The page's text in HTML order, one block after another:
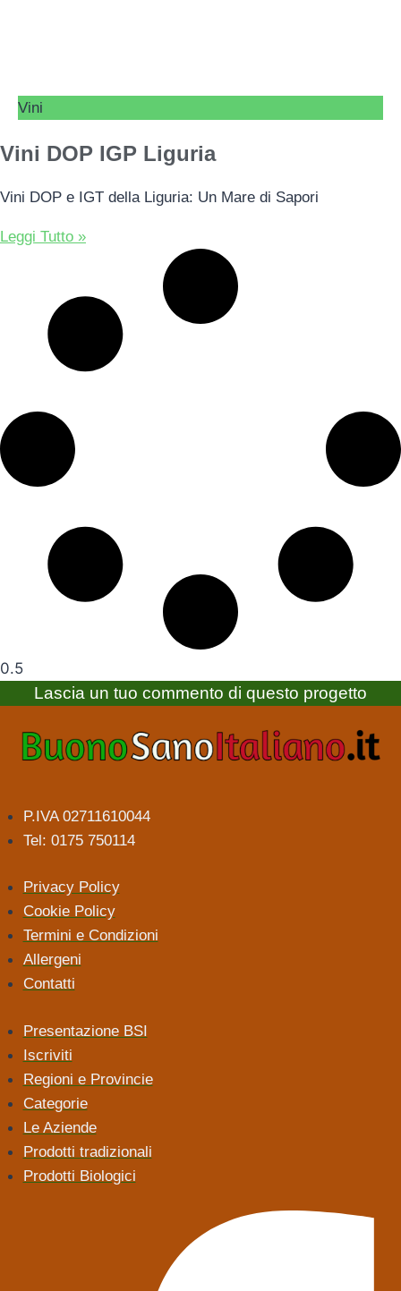
Vini
Vini DOP IGP Liguria
Vini DOP e IGT della Liguria: Un Mare di Sapori
Leggi Tutto »
Lascia un tuo commento di questo progetto
P.IVA 02711610044
Tel: 0175 750114
Privacy Policy
Cookie Policy
Termini e Condizioni
Allergeni
Contatti
Presentazione BSI
Iscriviti
Regioni e Provincie
Categorie
Le Aziende
Prodotti tradizionali
Prodotti Biologici